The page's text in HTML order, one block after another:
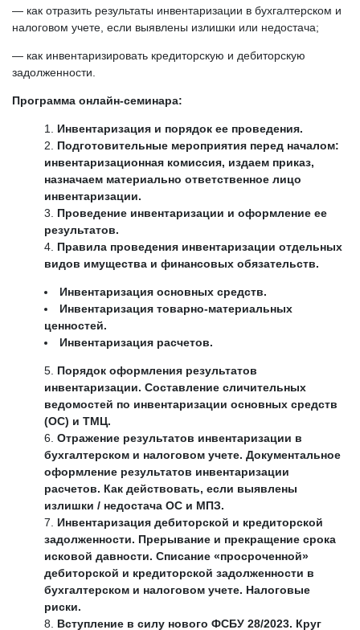
— как отразить результаты инвентаризации в бухгалтерском и
налоговом учете, если выявлены излишки или недостача;
— как инвентаризировать кредиторскую и дебиторскую
задолженности.
Программа онлайн-семинара:
Инвентаризация и порядок ее проведения.
Подготовительные мероприятия перед началом:
инвентаризационная комиссия, издаем приказ,
назначаем материально ответственное лицо
инвентаризации.
Проведение инвентаризации и оформление ее
результатов.
Правила проведения инвентаризации отдельных
видов имущества и финансовых обязательств.
Инвентаризация основных средств.
Инвентаризация товарно-материальных
ценностей.
Инвентаризация расчетов.
Порядок оформления результатов
инвентаризации. Составление сличительных
ведомостей по инвентаризации основных средств
(ОС) и ТМЦ.
Отражение результатов инвентаризации в
бухгалтерском и налоговом учете. Документальное
оформление результатов инвентаризации
расчетов. Как действовать, если выявлены
излишки / недостача ОС и МПЗ.
Инвентаризация дебиторской и кредиторской
задолженности. Прерывание и прекращение срока
исковой давности. Списание «просроченной»
дебиторской и кредиторской задолженности в
бухгалтерском и налоговом учете. Налоговые
риски.
Вступление в силу нового ФСБУ 28/2023. Круг